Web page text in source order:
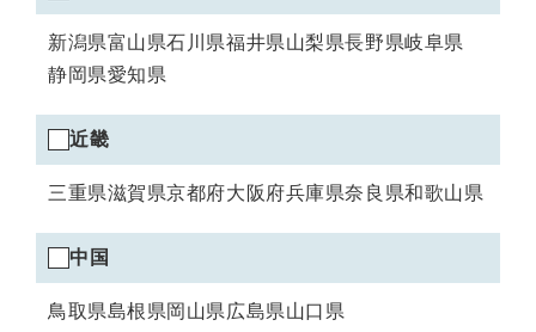
新潟県富山県石川県福井県山梨県長野県岐阜県
静岡県愛知県
近畿エリアの選択
近畿
三重県滋賀県京都府大阪府兵庫県奈良県和歌山県
中国エリアの選択
中国
鳥取県島根県岡山県 広島県山口県